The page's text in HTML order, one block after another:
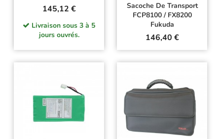
Prix
145,12 €
Livraison sous 3 à 5
jours ouvrés.
Sacoche De Transport
FCP8100 / FX8200
Fukuda
Prix
146,40 €